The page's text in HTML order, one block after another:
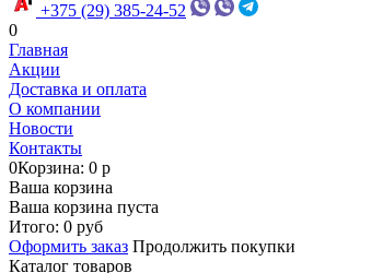
+375 (29) 385-24-52
0
Главная
Акции
Доставка и оплата
О компании
Новости
Контакты
0Корзина: 0 р
Ваша корзина
Ваша корзина пуста
Итого: 0 руб
Оформить заказ Продолжить покупки
Каталог товаров